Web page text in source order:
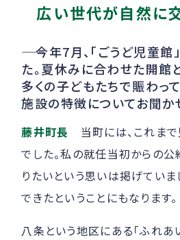
広い世代が自然に
――今年7月、「ごうど児童館
た。夏休みに合わせた開館
多くの子どもたちで賑わっ
施設の特徴についてお聞か
藤井町長
当町には、これま
でした。私の就任当初からの公
りたいという思いは掲げていま
できたということにもなります。
八条という地区にある「ふれあ